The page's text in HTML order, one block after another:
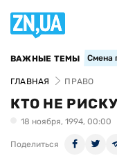
ВАЖНЫЕ ТЕМЫ Смена
ГЛАВНАЯ ПРАВО
КТО НЕ
18 ноября, 1994, 00:00
Поделиться